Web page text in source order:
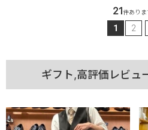
21件ありま
1 2
ギフト,高評価レビュ